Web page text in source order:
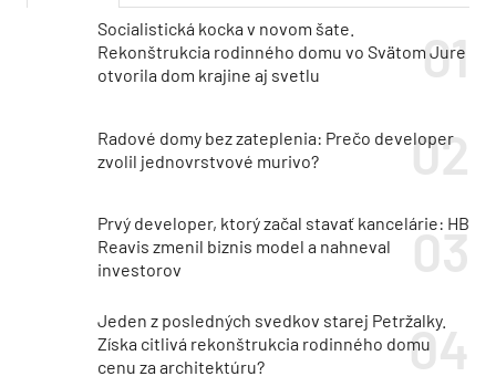
Socialistická kocka v novom šate.
Rekonštrukcia rodinného domu vo Svätom Jure
otvorila dom krajine aj svetlu
Radové domy bez zateplenia: Prečo developer
zvolil jednovrstvové murivo?
Prvý developer, ktorý začal stavať kancelárie: HB
Reavis zmenil biznis model a nahneval
investorov
Jeden z posledných svedkov starej Petržalky.
Získa citlivá rekonštrukcia rodinného domu
cenu za architektúru?